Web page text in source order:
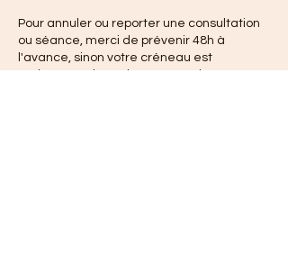
Pour annuler ou reporter une consultation
ou séance, merci de prévenir 48h à
l'avance, sinon votre créneau est
maintenu et le règlement est dû.